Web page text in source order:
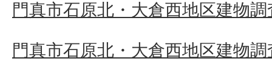
門真市石原北・大倉西地区建物
門真市石原北・大倉西地区建物